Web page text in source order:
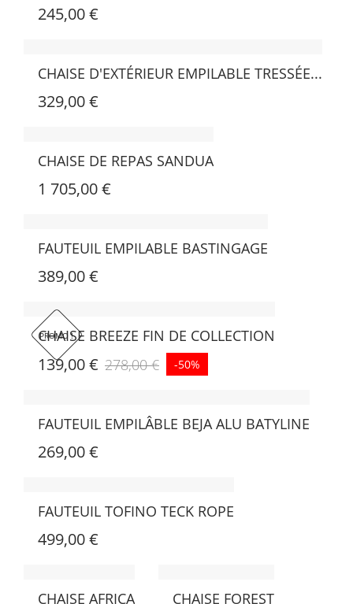
1 109,00 €
245,00 €
CHAISE D'EXTÉRIEUR EMPILABLE TRESSÉE...
329,00 €
CHAISE DE REPAS SANDUA
1 705,00 €
FAUTEUIL EMPILABLE BASTINGAGE
389,00 €
PROMO !
CHAISE BREEZE FIN DE COLLECTION
139,00 € 278,00 € -50%
FAUTEUIL EMPILÂBLE BEJA ALU BATYLINE
269,00 €
FAUTEUIL TOFINO TECK ROPE
499,00 €
CHAISE AFRICA CHAISE FOREST